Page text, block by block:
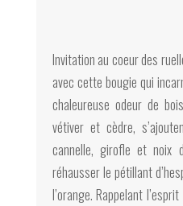
Invitation au coeur des
avec cette bougie qui
chaleureuse odeur de
vétiver et cèdre,
cannelle, girofle et noix
réhausser le pétillant
l’orange. Rappelant